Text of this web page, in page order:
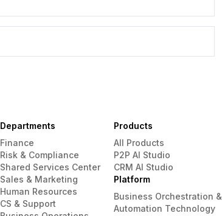
Departments
Finance
Risk & Compliance
Shared Services Center
Sales & Marketing
Human Resources
CS & Support
Products
All Products
P2P AI Studio
CRM AI Studio
Platform
Business Orchestration &
Automation Technology